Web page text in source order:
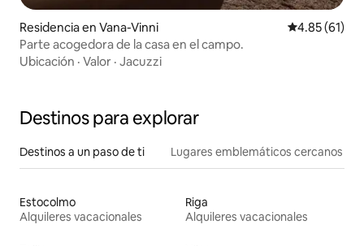
Residencia en Vana-Vinni Calificación
4.85 (61)
Parte acogedora de la casa en el campo.
Ubicación · Valor · Jacuzzi
Destinos para explorar
Destinos a un paso de ti Lugares emblemáticos cercanos
Estocolmo
Alquileres vacacionales
Riga
Alquileres vacacionales